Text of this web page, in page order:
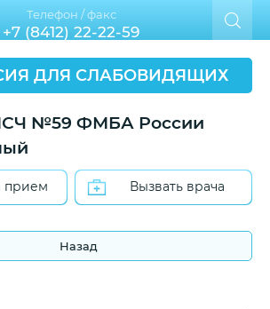
ДЛЯ СЛАБОВИДЯЩИХ
№59 ФМБА России
прием Вызвать врача
Телефон / факс
+7 (8412) 22-22-59
Назад